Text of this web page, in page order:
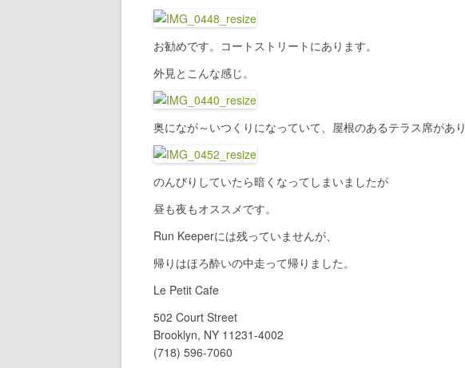
お勧めです。コートストリートにあります。
外見とこんな感じ。
奥になが～いつくりになっていて、屋根のあるテラス席があり
のんびりしていたら暗くなってしまいましたが
昼も夜もオススメです。
Run Keeperには残っていませんが、
帰りはほろ酔いの中走って帰りました。
Le Petit Cafe
502 Court Street
Brooklyn, NY 11231-4002
(718) 596-7060